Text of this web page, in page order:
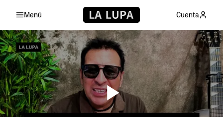
Menú Cuenta